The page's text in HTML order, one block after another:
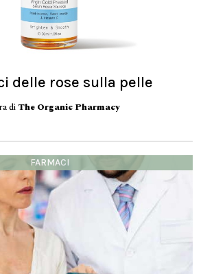
delle rose sulla pelle
diThe Organic Pharmacy
FARMACI